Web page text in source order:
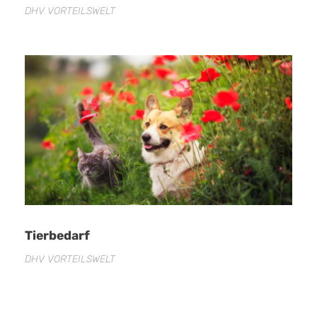
DHV VORTEILSWELT
Tierbedarf
DHV VORTEILSWELT